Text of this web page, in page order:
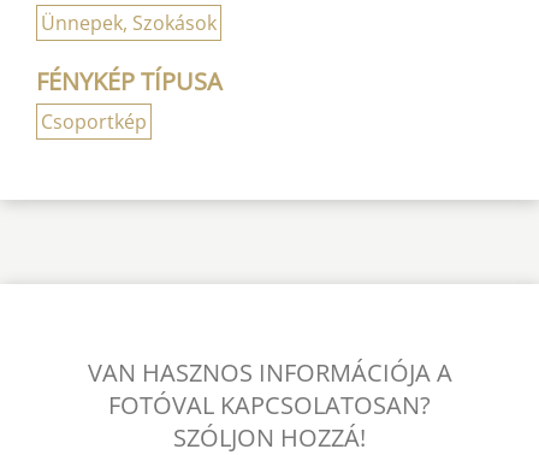
Ünnepek, Szokások
FÉNYKÉP TÍPUSA
Csoportkép
VAN HASZNOS INFORMÁCIÓJA A
FOTÓVAL KAPCSOLATOSAN?
SZÓLJON HOZZÁ!